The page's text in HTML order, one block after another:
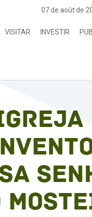
07 de août de
VISITAR INVESTIR